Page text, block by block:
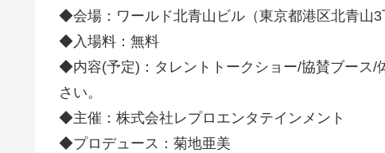
◆会場：ワールド北青山ビル（東京都港区北青山
◆入場料：無料
◆内容(予定)：タレントトークショー/協賛ブース
さい。
◆主催：株式会社レプロエンタテインメント
◆プロデュース：菊地亜美